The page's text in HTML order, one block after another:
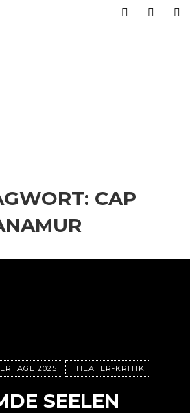
CAP
2025 THEATER-KRITIK
SEELEN